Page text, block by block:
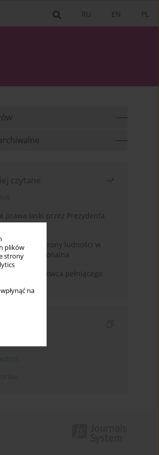
plików
strony
na
PL
EN
RU
czytane
prawa łaski przez Prezydenta
systemu ochrony ludności w
instytucjonalna
naukowca pełniącego